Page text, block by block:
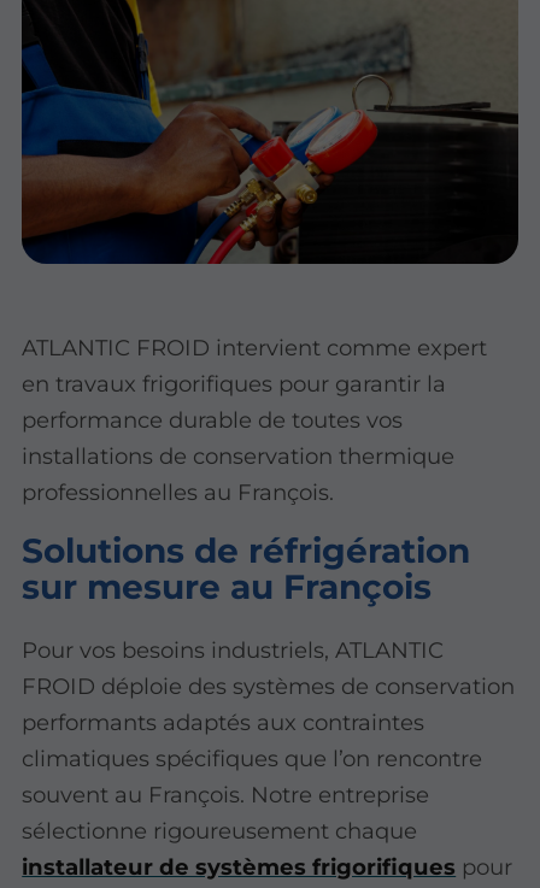
ATLANTIC FROID intervient comme expert
en travaux frigorifiques pour garantir la
performance durable de toutes vos
installations de conservation thermique
professionnelles au François.
Solutions de réfrigération
sur mesure au François
Pour vos besoins industriels, ATLANTIC
FROID déploie des systèmes de conservation
performants adaptés aux contraintes
climatiques spécifiques que l’on rencontre
souvent au François. Notre entreprise
sélectionne rigoureusement chaque
installateur de systèmes frigorifiques pour